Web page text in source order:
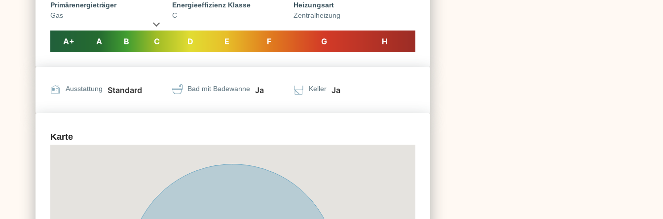
Primärenergieträger
Gas
Energieeffizienz Klasse
C
Heizungsart
Zentralheizung
A+ A B C D E F G H
Ausstattung Standard Bad mit Badewanne Ja Keller Ja
Karte